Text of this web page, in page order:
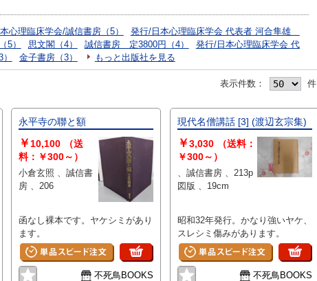
心理臨床学会/誠信書房（5）
発行/日本心理臨床学会 代表者 河合隼雄
5） 思文閣（4） 誠信書房 定3800円（4）
発行/日本心理臨床学会 代
金子書房（3） もっと出版社を見る
表示件数： 件
永平寺の聯と額
￥ 10,100
（送
料：￥300～）
小倉玄照 、誠信書
房 、206
函なし裸本です。ヤケシミがあり
ます。
不死鳥BOOKS
現代名僧講話 [3] (渡辺玄宗集)
￥3,030
（送料：
￥300～）
、誠信書房 、213p
図版 、19cm
昭和32年発行。かなり強いヤケ、
スレシミ傷みがあります。
不死鳥BOOKS